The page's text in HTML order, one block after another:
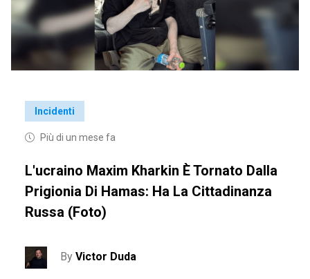
Incidenti
Più di un mese fa
L'ucraino Maxim Kharkin È Tornato Dalla
Prigionia Di Hamas: Ha La Cittadinanza
Russa (foto)
ByVictor Duda